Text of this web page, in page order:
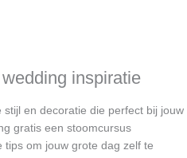
inspiratie
en decoratie die perfect bij jouw
gratis een stoomcursus
om jouw grote dag zelf te